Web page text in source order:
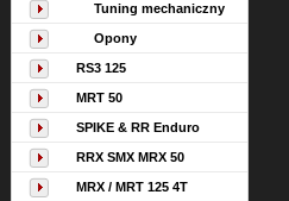
Tuning mechaniczny
Opony
RS3 125
MRT 50
SPIKE & RR Enduro
RRX SMX MRX 50
MRX / MRT 125 4T